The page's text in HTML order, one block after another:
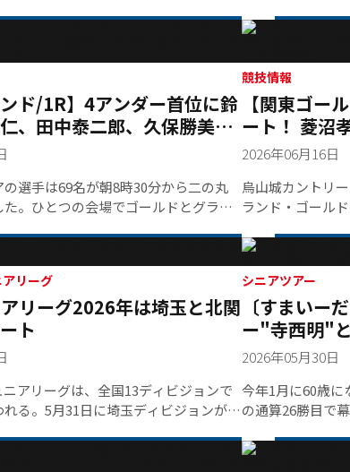
いう二文字は60歳のベテランの胸に
だが、60歳節目の大会は決して楽な
。第1ラウンドでは、緊張の中で迎え
ルをバーディで滑り出すと、続く2番パ
ヤードのセカンドショットがそのまま
れイーグル。理想的なスタートだっ
の3番でティーショットOB。それでも
たので良かった」と冷静に状況を見
日は前半34、後半も2バーディを奪っ
りなさもあった中
ー2勝、シニアツ
く嬉しいですよ
カントリークラ
ンも開催された
て前方のティー
「ボギーはなく
ろうと思って」
ンド/1R】4アンダー首位に鈴
、田中泰二郎、久保勝美、
び公式戦タイトルを狙う
選手は69名が朝8時30分から二の丸
た。ひとつの会場でゴールドとグラン
ていたのだった。グランドは二の
公式戦チャンピオンを目指す熱い戦
ている。ゴールドのベテラン選手の
、グランドの第1ラウンドは鈴木亨
66）、田中泰二郎（63）、久保勝美
（60）の5名が68ストローク、4アン
。1打差に比嘉勉（63）、高松厚
（65）、渡邊達（60）の4名が続い
首位タイ 鈴木亨（60歳）
スタート前に「優勝しなきゃな」っ
理事長にプレッシャーかけてもらっ
競技情報
【関東ゴー
ート！ 菱沼
利行も3位タ
2026年06月16日
烏山城カントリ
ランド・ゴール
選手は、朝7時か
ニアでは渡辺司
に。首位1打差1
差1オーバー3位
（70）、初見充
辺司は、「以前
したし、何度か
まったくコース
す」と苦笑いを
天気が優れず、
で、とにかく思
ュニアリーグ
リーグ2026年は埼玉と北関
ト
アリーグは、全国13ディビジョンで
れる。5月31日に埼玉ディビジョンが初
埼玉ディビジョンは全5チームが参加
シニアツアー
〔すまいー
ー"寺西明"
たな可能性を
2026年05月30日
今年1月に60歳に
の通算26勝目で
追ったのが2020